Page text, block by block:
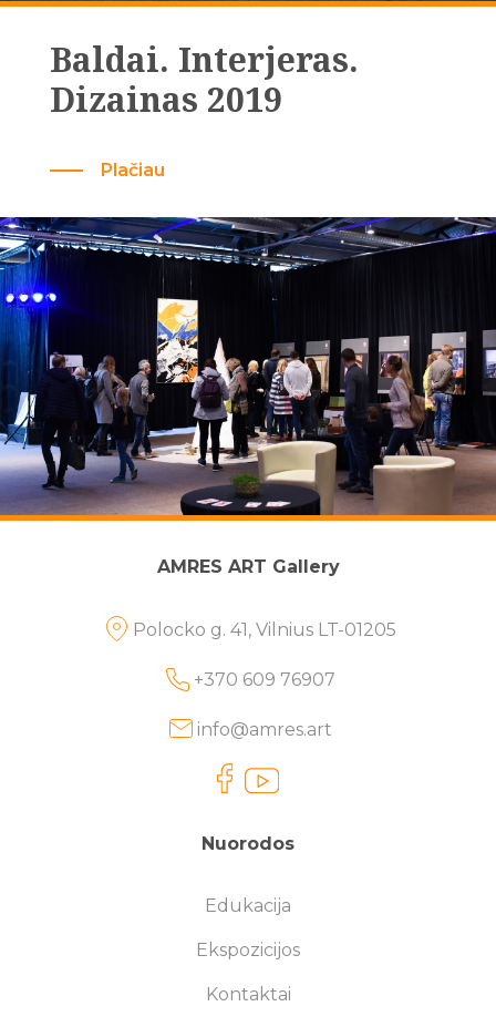
Baldai. Interjeras.
Dizainas 2019
Plačiau
AMRES ART Gallery
Polocko g. 41, Vilnius LT-01205
+370 609 76907
info@amres.art
Nuorodos
Edukacija
Ekspozicijos
Kontaktai